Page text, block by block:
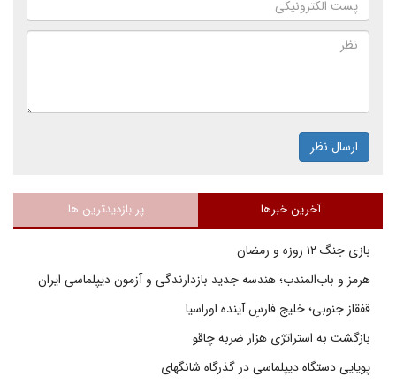
ارسال نظر
آخرین خبرها پر بازدیدترین ها
بازی جنگ ۱۲ روزه و رمضان
هرمز و باب‌المندب؛ هندسه جدید بازدارندگی و آزمون دیپلماسی ایران
قفقاز جنوبی؛ خلیج فارسِ آینده اوراسیا
بازگشت به استراتژی هزار ضربه چاقو
پویایی دستگاه دیپلماسی در گذرگاه شانگهای